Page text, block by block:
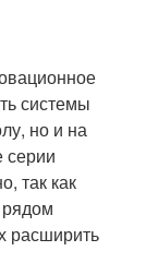
системы
но и на
серии
так как
расширить